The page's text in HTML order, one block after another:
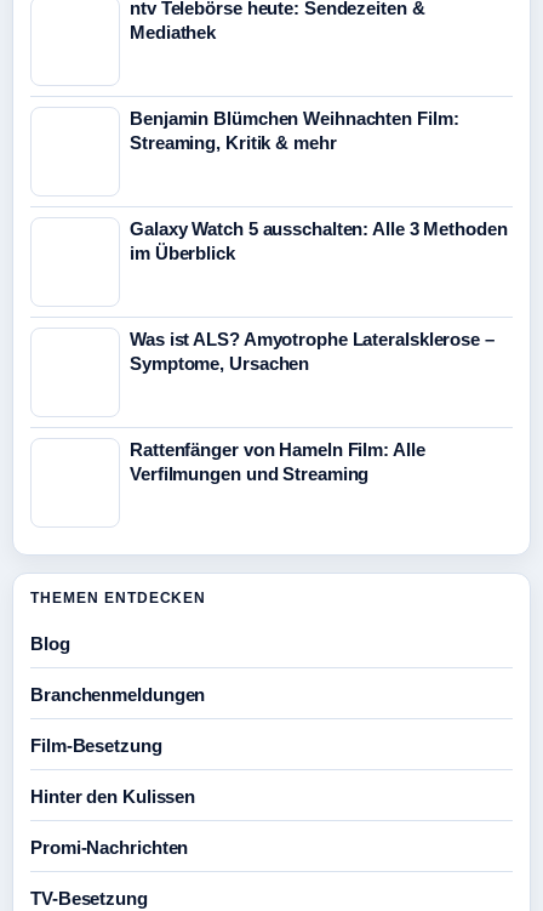
ntv Telebörse heute: Sendezeiten &
Mediathek
Benjamin Blümchen Weihnachten Film:
Streaming, Kritik & mehr
Galaxy Watch 5 ausschalten: Alle 3 Methoden
im Überblick
Was ist ALS? Amyotrophe Lateralsklerose –
Symptome, Ursachen
Rattenfänger von Hameln Film: Alle
Verfilmungen und Streaming
THEMEN ENTDECKEN
Blog
Branchenmeldungen
Film-Besetzung
Hinter den Kulissen
Promi-Nachrichten
TV-Besetzung